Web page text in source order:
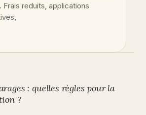
Frais reduits, applications
: quelles règles pour la
?